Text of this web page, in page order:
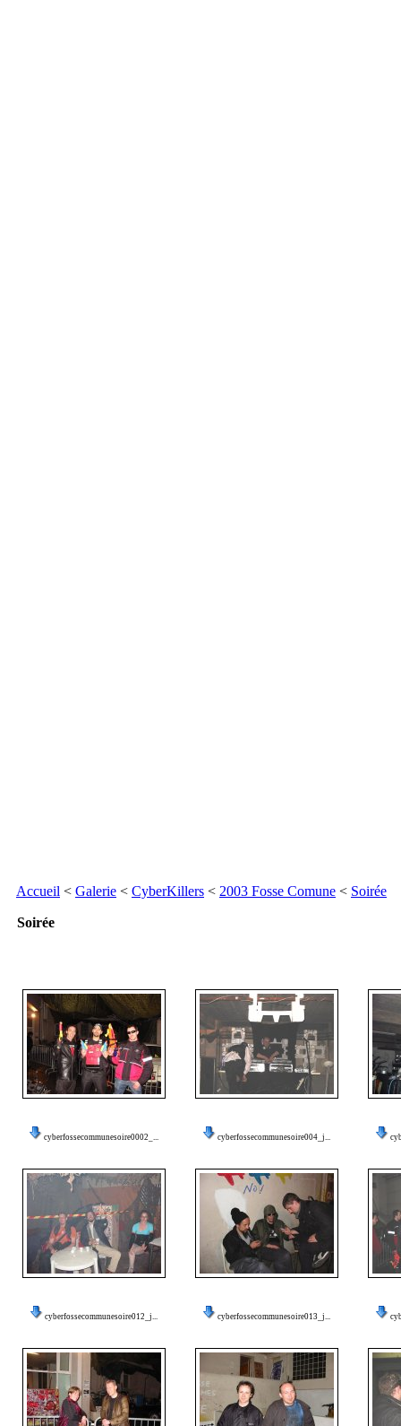
Accueil < Galerie < CyberKillers < 2003 Fosse Comune < Soirée
Soirée
cyberfossecommunesoire0002_... cyberfossecommunesoire004_j...
cyberfossecommunesoire012_j... cyberfossecommunesoire013_j...